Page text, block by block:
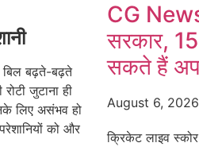
बढ़ते-बढ़ते
जुटाना ही
लिए असंभव हो
को और
CG
सरकार,
सकते हैं
August 6,
क्रिकेट लाइव स्कोर